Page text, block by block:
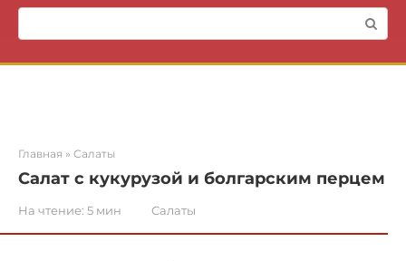
Поиск:
Главная » Салаты
Салат с кукурузой и болгарским перцем
На чтение: 5 мин Салаты